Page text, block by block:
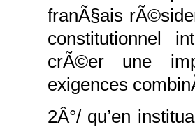
franÃ§ais
constitutionnel
crÃ©er une
exigences
2Â°/ qu’en